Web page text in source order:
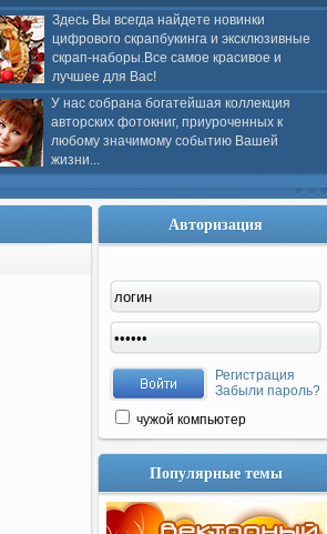
Здесь Вы всегда найдете новинки
цифрового скрапбукинга и эксклюзивные
скрап-наборы.Все самое красивое и
лучшее для Вас!
У нас собрана богатейшая коллекция
авторских фотокниг, приуроченных к
любому значимому событию Вашей
жизни...
Авторизация
Регистрация
Забыли пароль?
чужой компьютер
Популярные темы